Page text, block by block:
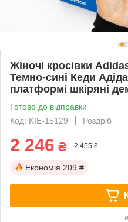
Жіночі кросівки
Темно-сині Кеди
платформі шкіряні
Готово до відправки
Код: KIE-15129
Роздріб
2 246 ₴ 2 455 ₴
Економія 209 ₴